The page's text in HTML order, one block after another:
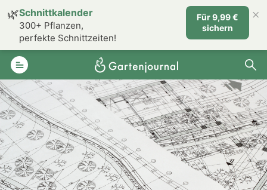
🌿Schnittkalender
300+ Pflanzen,
perfekte Schnittzeiten!
Für 9,99 €
sichern
×